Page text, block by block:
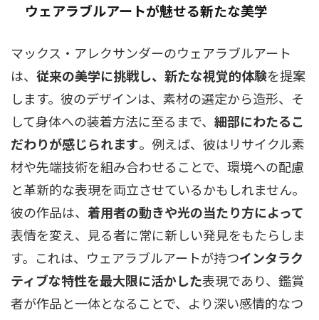
ウェアラブルアートが魅せる新たな美学
マックス・アレクサンダーのウェアラブルアート
は、 従来の美学に挑戦し、新たな視覚的体験を提案
します。彼のデザインは、素材の選定から造形、そ
して身体への装着方法に至るまで、 細部にわたるこ
だわりが感じられます。例えば、彼はリサイクル素
材や先端技術を組み合わせることで、環境への配慮
と革新的な表現を両立させているかもしれません。
彼の作品は、 着用者の動きや光の当たり方によって
表情を変え、見る者に常に新しい発見をもたらしま
す。これは、ウェアラブルアートが持つインタラク
ティブな特性を最大限に活かした表現であり、鑑賞
者が作品と一体となることで、より深い感情的なつ